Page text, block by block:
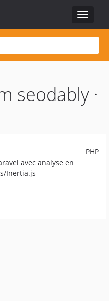
Toggle
seodably ·
PHP
avec analyse en
Inertia.js